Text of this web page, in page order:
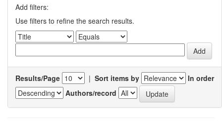
Add filters:
Use filters to refine the search results.
Results/Page | Sort items by
In order
Authors/record